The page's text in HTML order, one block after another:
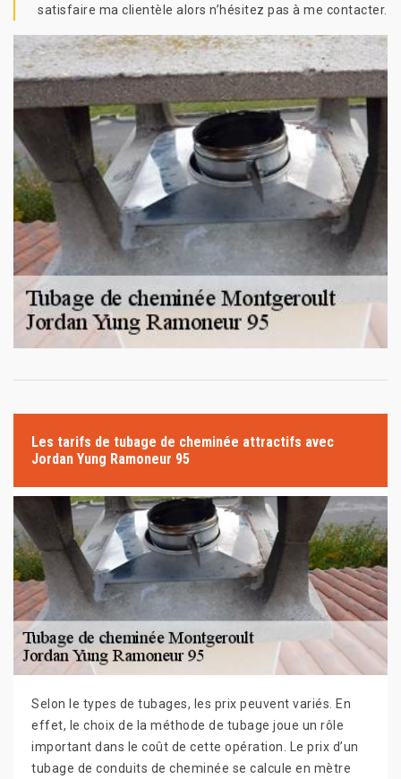
satisfaire ma clientèle alors n’hésitez pas à me contacter.
Les tarifs de tubage de cheminée attractifs avec
Jordan Yung Ramoneur 95
Selon le types de tubages, les prix peuvent variés. En
effet, le choix de la méthode de tubage joue un rôle
important dans le coût de cette opération. Le prix d’un
tubage de conduits de cheminée se calcule en mètre